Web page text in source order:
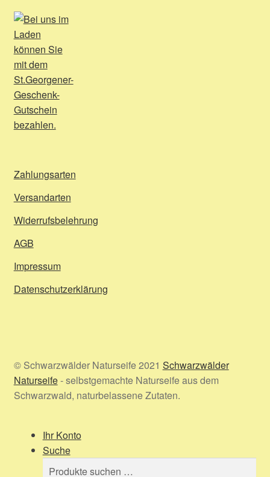
Zahlungsarten
Versandarten
Widerrufsbelehrung
AGB
Impressum
Datenschutzerklärung
© Schwarzwälder Naturseife 2021 Schwarzwälder
Naturseife- selbstgemachte Naturseife aus dem
Schwarzwald, naturbelassene Zutaten.
Ihr Konto
Suche
Suchen
Suchen